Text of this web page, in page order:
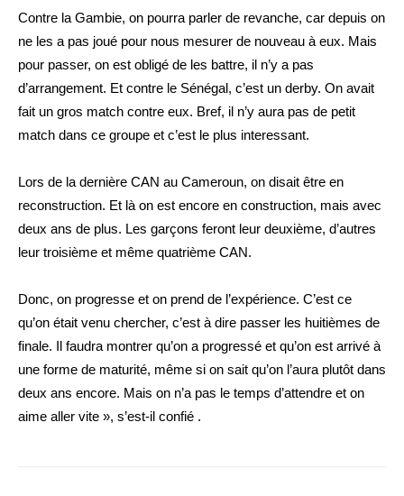
Contre la Gambie, on pourra parler de revanche, car depuis on
ne les a pas joué pour nous mesurer de nouveau à eux. Mais
pour passer, on est obligé de les battre, il n’y a pas
d’arrangement. Et contre le Sénégal, c’est un derby. On avait
fait un gros match contre eux. Bref, il n’y aura pas de petit
match dans ce groupe et c’est le plus interessant.
Lors de la dernière CAN au Cameroun, on disait être en
reconstruction. Et là on est encore en construction, mais avec
deux ans de plus. Les garçons feront leur deuxième, d’autres
leur troisième et même quatrième CAN.
Donc, on progresse et on prend de l’expérience. C’est ce
qu’on était venu chercher, c’est à dire passer les huitièmes de
finale. Il faudra montrer qu’on a progressé et qu’on est arrivé à
une forme de maturité, même si on sait qu’on l’aura plutôt dans
deux ans encore. Mais on n’a pas le temps d’attendre et on
aime aller vite », s’est-il confié .